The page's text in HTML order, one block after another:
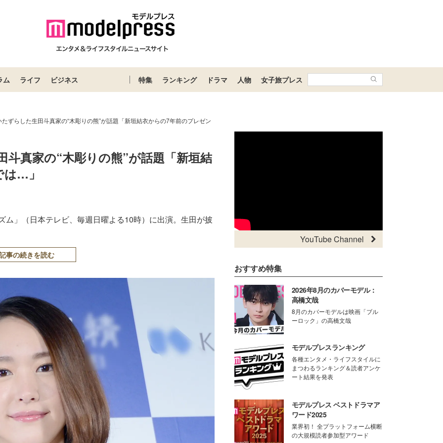
ム ライフ ビジネス 特集 ランキング ドラマ 人物 女子旅プレス
ずらした生田斗真家の“木彫りの熊”が話題「新垣結衣からの7年前のプレゼン
真家の“木彫りの熊”が話題「新垣結
…」
」（日本テレビ、毎週日曜よる10時）に出演。生田が披
事の続きを読む
YouTube Channel
おすすめ特集
2026年8月のカバーモデル：
高橋文哉
8月のカバーモデルは映画「ブル
ーロック」の高橋文哉
モデルプレスランキング
各種エンタメ・ライフスタイルに
まつわるランキング＆読者アンケ
ート結果を発表
モデルプレス ベストドラマア
ワード2025
業界初！ 全プラットフォーム横断
の大規模読者参加型アワード